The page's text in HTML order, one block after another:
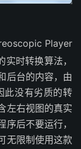
Player
时转换算法，
后台的内容，由
此没有劣质的转
左右视图的真实
后不要运行，
无限制使用这款